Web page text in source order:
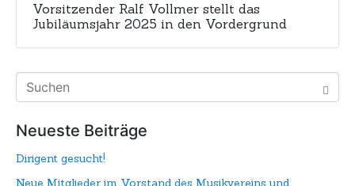
Vorsitzender Ralf Vollmer stellt das
Jubiläumsjahr 2025 in den Vordergrund
Neueste Beiträge
Dirigent gesucht!
Neue Mitglieder im Vorstand des Musikvereins und